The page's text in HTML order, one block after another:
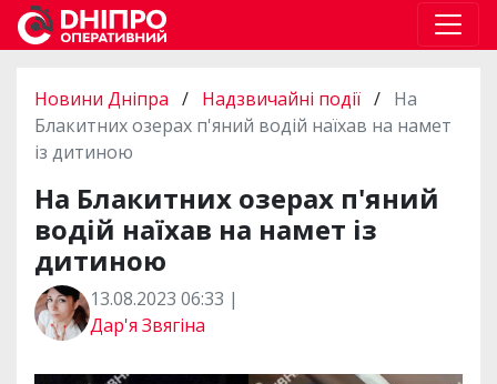
Новини Дніпра / Надзвичайні події / На
Блакитних озерах п'яний водій наїхав на намет
із дитиною
На Блакитних озерах п'яний
водій наїхав на намет із
дитиною
13.08.2023 06:33 |
Дар'я Звягіна